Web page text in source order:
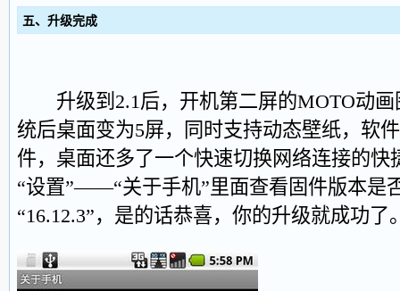
五、升级完成
升级到2.1后，开机第二屏的MOTO动画
统后桌面变为5屏，同时支持动态壁纸，软
件，桌面还多了一个快速切换网络连接的快
“设置”——“关于手机”里面查看固件版本是
“16.12.3”，是的话恭喜，你的升级就成功了